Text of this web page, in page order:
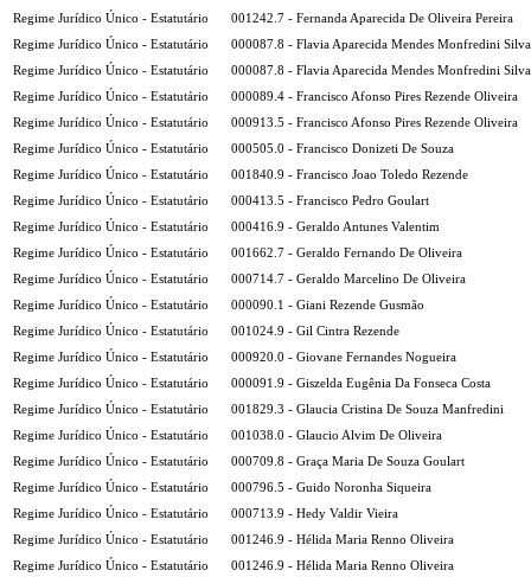
Regime Jurídico Único - Estatutário
001242.7 - Fernanda Aparecida De Oliveira Pereira
Regime Jurídico Único - Estatutário
000087.8 - Flavia Aparecida Mendes Monfredini Silva
Regime Jurídico Único - Estatutário
000087.8 - Flavia Aparecida Mendes Monfredini Silva
Regime Jurídico Único - Estatutário
000089.4 - Francisco Afonso Pires Rezende Oliveira
Regime Jurídico Único - Estatutário
000913.5 - Francisco Afonso Pires Rezende Oliveira
Regime Jurídico Único - Estatutário
000505.0 - Francisco Donizeti De Souza
Regime Jurídico Único - Estatutário
001840.9 - Francisco Joao Toledo Rezende
Regime Jurídico Único - Estatutário
000413.5 - Francisco Pedro Goulart
Regime Jurídico Único - Estatutário
000416.9 - Geraldo Antunes Valentim
Regime Jurídico Único - Estatutário
001662.7 - Geraldo Fernando De Oliveira
Regime Jurídico Único - Estatutário
000714.7 - Geraldo Marcelino De Oliveira
Regime Jurídico Único - Estatutário
000090.1 - Giani Rezende Gusmão
Regime Jurídico Único - Estatutário
001024.9 - Gil Cintra Rezende
Regime Jurídico Único - Estatutário
000920.0 - Giovane Fernandes Nogueira
Regime Jurídico Único - Estatutário
000091.9 - Giszelda Eugênia Da Fonseca Costa
Regime Jurídico Único - Estatutário
001829.3 - Glaucia Cristina De Souza Manfredini
Regime Jurídico Único - Estatutário
001038.0 - Glaucio Alvim De Oliveira
Regime Jurídico Único - Estatutário
000709.8 - Graça Maria De Souza Goulart
Regime Jurídico Único - Estatutário
000796.5 - Guido Noronha Siqueira
Regime Jurídico Único - Estatutário
000713.9 - Hedy Valdir Vieira
Regime Jurídico Único - Estatutário
001246.9 - Hélida Maria Renno Oliveira
Regime Jurídico Único - Estatutário
001246.9 - Hélida Maria Renno Oliveira